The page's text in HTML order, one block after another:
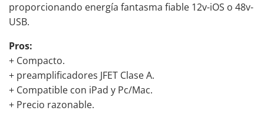
proporcionando energía fantasma fiable 12v-iOS o 48v-
USB.
Pros:
+ Compacto.
+ preamplificadores JFET Clase A.
+ Compatible con iPad y Pc/Mac.
+ Precio razonable.